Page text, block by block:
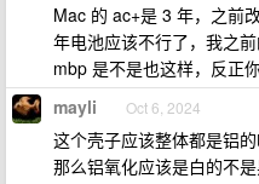
Mac 的 ac+是 3 年，之前
年电池应该不行了，我之
mbp 是不是也这样，反正
mayli Oct 6, 2024
这个壳子应该整体都是铝
那么铝氧化应该是白的不